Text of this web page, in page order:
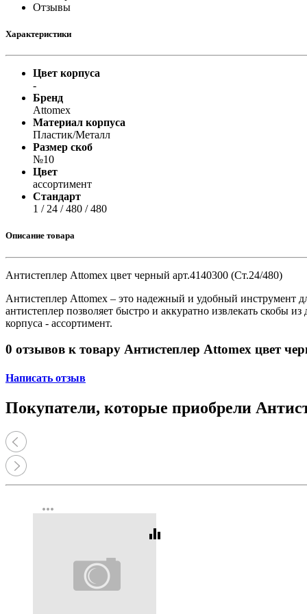
Отзывы
Характеристики
Цвет корпуса
-
Бренд
Attomex
Материал корпуса
Пластик/Металл
Размер скоб
№10
Цвет
ассортимент
Стандарт
1 / 24 / 480 / 480
Описание товара
Антистеплер Attomex цвет черный арт.4140300 (Ст.24/480)
Антистеплер Attomex – это надежный и удобный инструмент
антистеплер позволяет быстро и аккуратно извлекать
корпуса - ассортимент.
0 отзывов к товару Антистеплер Attomex цвет
Написать отзыв
Покупатели, которые приобрели
more_horiz
equalizer